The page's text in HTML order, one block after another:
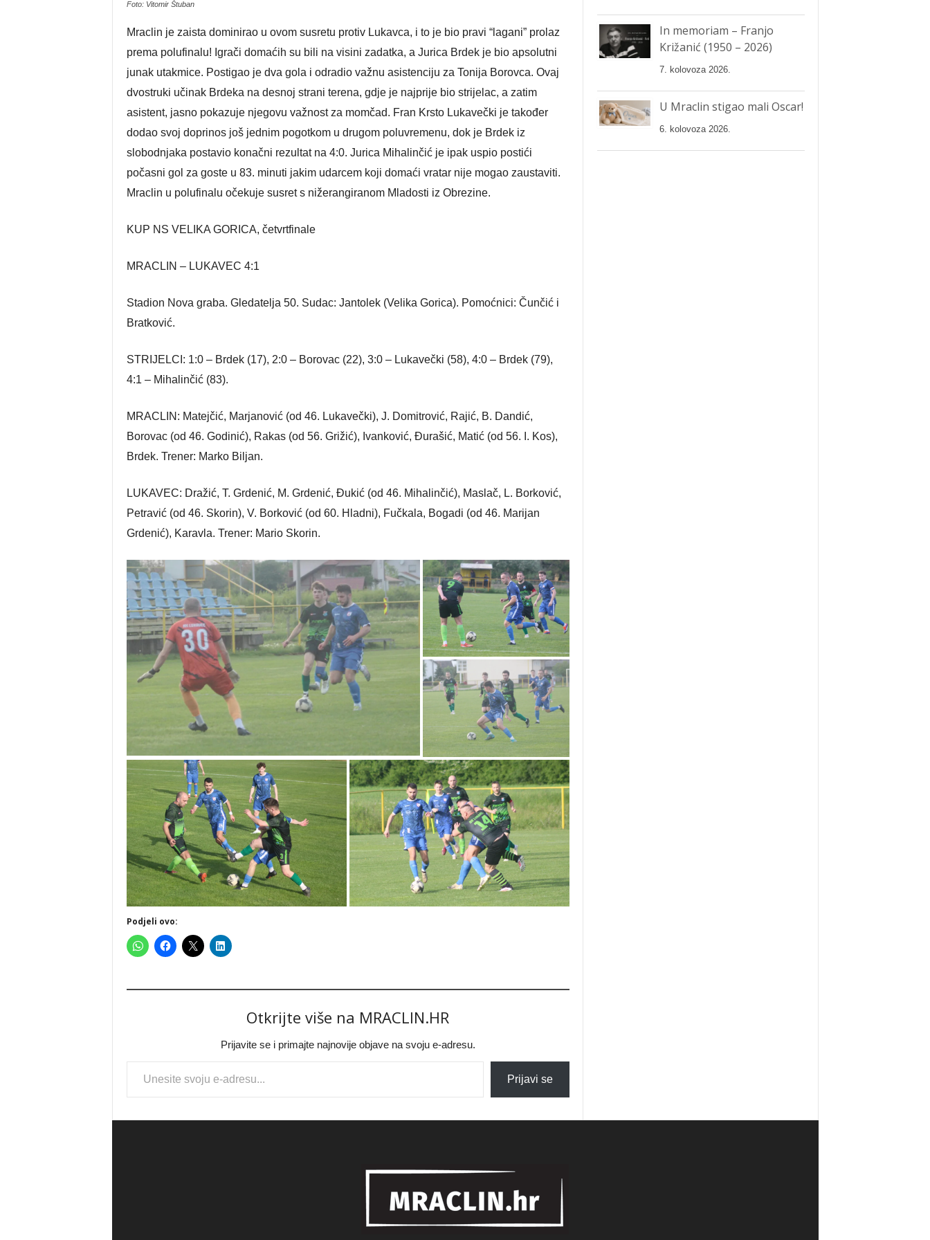
Foto: Vitomir Štuban
Mraclin je zaista dominirao u ovom susretu protiv Lukavca, i to je bio pravi “lagani” prolaz
prema polufinalu! Igrači domaćih su bili na visini zadatka, a Jurica Brdek je bio apsolutni
junak utakmice. Postigao je dva gola i odradio važnu asistenciju za Tonija Borovca. Ovaj
dvostruki učinak Brdeka na desnoj strani terena, gdje je najprije bio strijelac, a zatim
asistent, jasno pokazuje njegovu važnost za momčad. Fran Krsto Lukavečki je također
dodao svoj doprinos još jednim pogotkom u drugom poluvremenu, dok je Brdek iz
slobodnjaka postavio konačni rezultat na 4:0. Jurica Mihalinčić je ipak uspio postići
počasni gol za goste u 83. minuti jakim udarcem koji domaći vratar nije mogao zaustaviti.
Mraclin u polufinalu očekuje susret s nižerangiranom Mladosti iz Obrezine.
KUP NS VELIKA GORICA, četvrtfinale
MRACLIN – LUKAVEC 4:1
Stadion Nova graba. Gledatelja 50. Sudac: Jantolek (Velika Gorica). Pomoćnici: Čunčić i
Bratković.
STRIJELCI: 1:0 – Brdek (17), 2:0 – Borovac (22), 3:0 – Lukavečki (58), 4:0 – Brdek (79),
4:1 – Mihalinčić (83).
MRACLIN: Matejčić, Marjanović (od 46. Lukavečki), J. Domitrović, Rajić, B. Dandić,
Borovac (od 46. Godinić), Rakas (od 56. Grižić), Ivanković, Đurašić, Matić (od 56. I. Kos),
Brdek. Trener: Marko Biljan.
LUKAVEC: Dražić, T. Grdenić, M. Grdenić, Đukić (od 46. Mihalinčić), Maslač, L. Borković,
Petravić (od 46. Skorin), V. Borković (od 60. Hladni), Fučkala, Bogadi (od 46. Marijan
Grdenić), Karavla. Trener: Mario Skorin.
Podjeli ovo:
Otkrijte više na MRACLIN.HR
Prijavite se i primajte najnovije objave na svoju e-adresu.
Type your email…
Prijavi se
In memoriam – Franjo
Križanić (1950 – 2026)
7. kolovoza 2026.
U Mraclin stigao mali Oscar!
6. kolovoza 2026.